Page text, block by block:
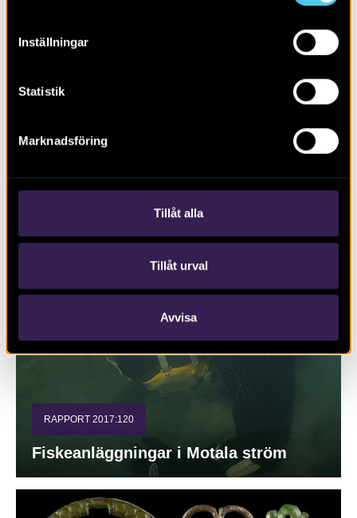
Inställningar
Statistik
Marknadsföring
Tillåt alla
Tillåt urval
Avvisa
RAPPORT 2017:127
Trafikplats Lunds Södra på väg E22
RAPPORT 2017:120
Fiskeanläggningar i Motala ström